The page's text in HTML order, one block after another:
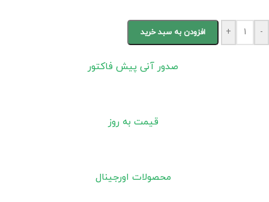
-
+ افزودن به سبد خرید
صدور آنی پیش فاکتور
قیمت به روز
محصولات اورجینال